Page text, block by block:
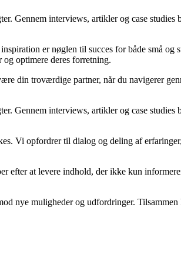
Gennem interviews, artikler og case studies
er nøglen til succes for både små og
optimere deres forretning.
din troværdige partner, når du navigerer
Gennem interviews, artikler og case studies
Vi opfordrer til dialog og deling af
at levere indhold, der ikke kun
nye muligheder og udfordringer.